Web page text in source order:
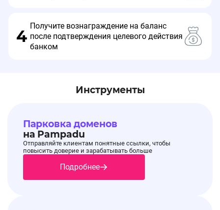
4
Получите вознаграждение на баланс
после подтверждения целевого действия
банком
Инструменты
Парковка доменов
на Pampadu
Отправляйте клиентам понятные ссылки, чтобы
повысить доверие и зарабатывать больше
Подробнее